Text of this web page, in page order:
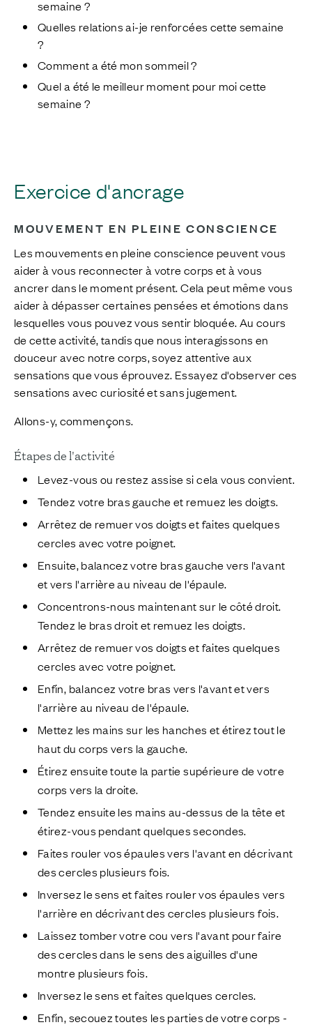
semaine ?
Quelles relations ai-je renforcées cette semaine
?
Comment a été mon sommeil ?
Quel a été le meilleur moment pour moi cette
semaine ?
Exercice d'ancrage
MOUVEMENT EN PLEINE CONSCIENCE
Les mouvements en pleine conscience peuvent vous
aider à vous reconnecter à votre corps et à vous
ancrer dans le moment présent. Cela peut même vous
aider à dépasser certaines pensées et émotions dans
lesquelles vous pouvez vous sentir bloquée. Au cours
de cette activité, tandis que nous interagissons en
douceur avec notre corps, soyez attentive aux
sensations que vous éprouvez. Essayez d'observer ces
sensations avec curiosité et sans jugement.
Allons-y, commençons.
Étapes de l'activité
Levez-vous ou restez assise si cela vous convient.
Tendez votre bras gauche et remuez les doigts.
Arrêtez de remuer vos doigts et faites quelques
cercles avec votre poignet.
Ensuite, balancez votre bras gauche vers l'avant
et vers l'arrière au niveau de l'épaule.
Concentrons-nous maintenant sur le côté droit.
Tendez le bras droit et remuez les doigts.
Arrêtez de remuer vos doigts et faites quelques
cercles avec votre poignet.
Enfin, balancez votre bras vers l'avant et vers
l'arrière au niveau de l'épaule.
Mettez les mains sur les hanches et étirez tout le
haut du corps vers la gauche.
Étirez ensuite toute la partie supérieure de votre
corps vers la droite.
Tendez ensuite les mains au-dessus de la tête et
étirez-vous pendant quelques secondes.
Faites rouler vos épaules vers l'avant en décrivant
des cercles plusieurs fois.
Inversez le sens et faites rouler vos épaules vers
l'arrière en décrivant des cercles plusieurs fois.
Laissez tomber votre cou vers l'avant pour faire
des cercles dans le sens des aiguilles d'une
montre plusieurs fois.
Inversez le sens et faites quelques cercles.
Enfin, secouez toutes les parties de votre corps -